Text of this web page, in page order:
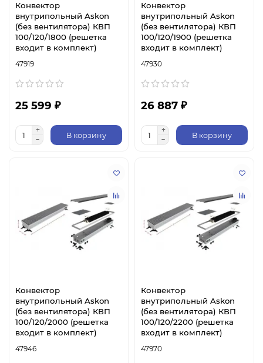
Конвектор
внутрипольный Askon
(без вентилятора) КВП
100/120/1800 (решетка
входит в комплект)
47919
25 599 ₽
В корзину
Конвектор
внутрипольный Askon
(без вентилятора) КВП
100/120/1900 (решетка
входит в комплект)
47930
26 887 ₽
В корзину
Конвектор
внутрипольный Askon
(без вентилятора) КВП
100/120/2000 (решетка
входит в комплект)
47946
Конвектор
внутрипольный Askon
(без вентилятора) КВП
100/120/2200 (решетка
входит в комплект)
47970